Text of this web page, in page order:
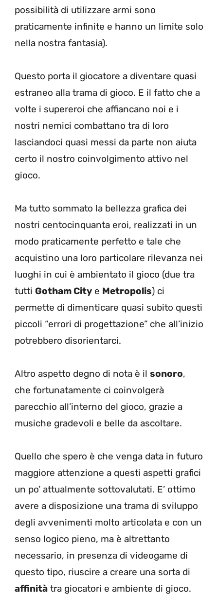
possibilità di utilizzare armi sono
praticamente infinite e hanno un limite solo
nella nostra fantasia).
Questo porta il giocatore a diventare quasi
estraneo alla trama di gioco. E il fatto che a
volte i supereroi che affiancano noi e i
nostri nemici combattano tra di loro
lasciandoci quasi messi da parte non aiuta
certo il nostro coinvolgimento attivo nel
gioco.
Ma tutto sommato la bellezza grafica dei
nostri centocinquanta eroi, realizzati in un
modo praticamente perfetto e tale che
acquistino una loro particolare rilevanza nei
luoghi in cui è ambientato il gioco (due tra
tutti Gotham City e Metropolis) ci
permette di dimenticare quasi subito questi
piccoli “errori di progettazione” che all’inizio
potrebbero disorientarci.
Altro aspetto degno di nota è il sonoro,
che fortunatamente ci coinvolgerà
parecchio all’interno del gioco, grazie a
musiche gradevoli e belle da ascoltare.
Quello che spero è che venga data in futuro
maggiore attenzione a questi aspetti grafici
un po’ attualmente sottovalutati. E’ ottimo
avere a disposizione una trama di sviluppo
degli avvenimenti molto articolata e con un
senso logico pieno, ma è altrettanto
necessario, in presenza di videogame di
questo tipo, riuscire a creare una sorta di
affinità tra giocatori e ambiente di gioco.